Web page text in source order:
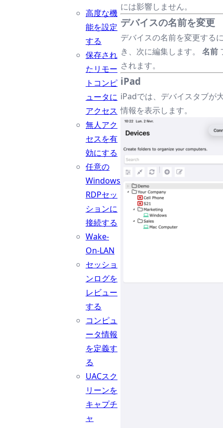
高度な機
能を設定
する
保存され
たリモー
トコンピ
ュータに
アクセス
無人アク
セスを有
効にする
任意の
Windows
RDPセッ
ションに
接続する
Wake-
On-LAN
セッショ
ンログを
レビュー
する
コンピュ
ータ情報
を定義す
る
UACスク
リーンを
キャプチ
ャ
には影響しません。
デバイスの名前を変更
デバイスの名前を変更する
き、次に編集します。 名前
されます。
iPad
iPadでは、デバイスタブが
情報を表示します。